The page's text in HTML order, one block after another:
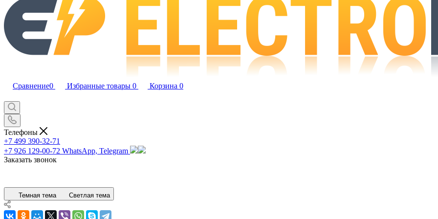
Сравнение0 Избранные товары 0 Корзина 0
Телефоны
+7 499 390-32-71
+7 926 129-00-72 WhatsApp, Telegram
Заказать звонок
Темная тема Светлая тема